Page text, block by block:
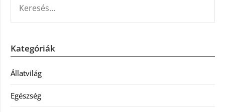
Kategóriák
Állatvilág
Egészség